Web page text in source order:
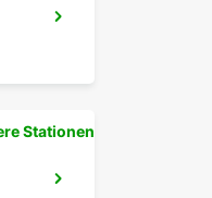
Stationen